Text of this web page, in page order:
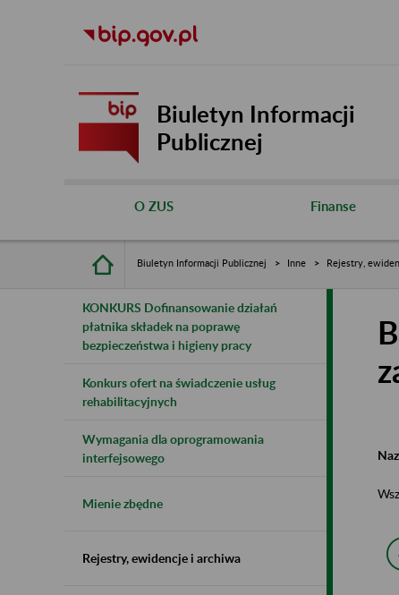
Biuletyn Informacji
Publicznej
O ZUS Finanse
Biuletyn Informacji Publicznej Inne Rejestry,
KONKURS Dofinansowanie działań
płatnika składek na poprawę
bezpieczeństwa i higieny pracy
Konkurs ofert na świadczenie usług
rehabilitacyjnych
Wymagania dla oprogramowania
interfejsowego
Mienie zbędne
Rejestry, ewidencje i archiwa